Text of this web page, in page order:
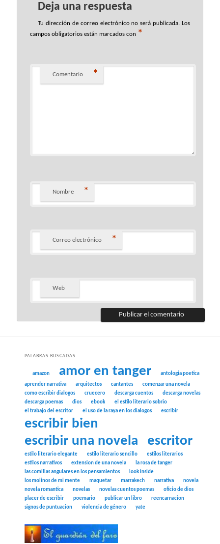
Deja una respuesta
Tu dirección de correo electrónico no será publicada. Los
campos obligatorios están marcados con *
Comentario *
Nombre *
Correo electrónico *
Web
PALABRAS BUSCADAS
amazon amor en tanger
antologia poetica
aprender narrativa
arquitectos cantantes
comenzar una novela
como escribir dialogos
cruecero descarga cuentos
descarga novelas
descarga poemas
dios ebook
el estilo literario sobrio
el trabajo del escritor
el uso de la raya en los dialogos escribir
escribir bien
escribir una novela
escritor
estilo literario elegante estilo literario sencillo
estilos literarios
estilos narrativos
extension de una novela
la rosa de tanger
las comillas angulares en los pensamientos
look inside
los molinos de mi mente
maquetar marrakech narrativa
novela
novela romantica
novelas novelas cuentos poemas
oficio de dios
placer de escribir
poemario publicar un libro
reencarnacion
signos de puntuacion
violencia de género yate